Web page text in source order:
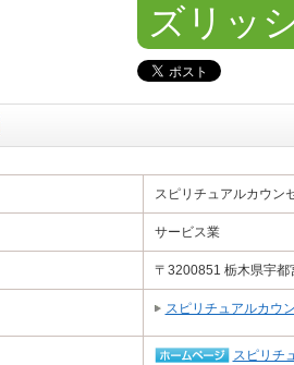
ズリッ
スピリチュアルカウン
サービス業
〒3200851 栃木県宇都
スピリチュアルカウ
スピリチ